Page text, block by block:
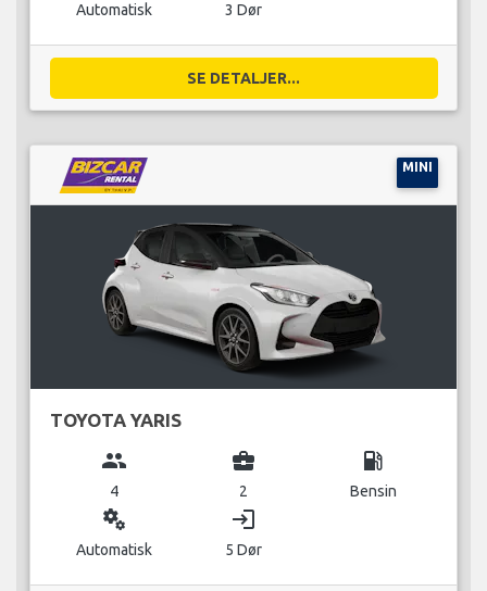
Automatisk 3 Dør
SE DETALJER...
MINI
TOYOTA YARIS
group
4
business_center
2
local_gas_station
Bensin
miscellaneous_services
Automatisk
login
5 Dør